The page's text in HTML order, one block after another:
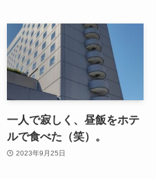
一人で寂しく、昼飯をホテ
ルで食べた（笑）。
2023年9月25日